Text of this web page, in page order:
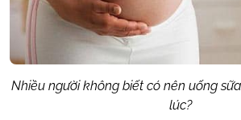
Nhiều người không biết có nên uống
lúc?